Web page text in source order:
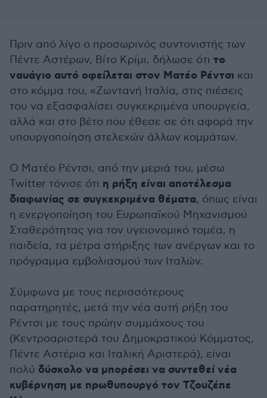
Πριν από λίγο ο προσωρινός συντονιστής των
Πέντε Αστέρων, Βίτο Κρίμι, δήλωσε ότι το
ναυάγιο αυτό οφείλεται στον Ματέο Ρέντσι και
στο κόμμα του, «Ζωντανή Ιταλία, στις πιέσεις
του να εξασφαλίσει συγκεκριμένα υπουργεία,
αλλά και στο βέτο που έθεσε σε ότι αφορά την
υπουργοποίηση στελεχών άλλων κομμάτων.
Ο Ματέο Ρέντσι, από την μεριά του, μέσω
Twitter τόνισε ότι η ρήξη είναι αποτέλεσμα
διαφωνίας σε συγκεκριμένα θέματα, όπως είναι
η ενεργοποίηση του Ευρωπαϊκού Μηχανισμού
Σταθερότητας για τον υγειονομικό τομέα, η
παιδεία, τα μέτρα στήριξης των ανέργων και το
πρόγραμμα εμβολιασμού των Ιταλών.
Σύμφωνα με τους περισσότερους
παρατηρητές, μετά την νέα αυτή ρήξη του
Ρέντσι με τους πρώην συμμάχους του
(Κεντροαριστερά του Δημοκρατικού Κόμματος,
Πέντε Αστέρια και Ιταλική Αριστερά), είναι
πολύ δύσκολο να μπορέσει να συντεθεί νέα
κυβέρνηση με πρωθυπουργό τον Τζουζέπε